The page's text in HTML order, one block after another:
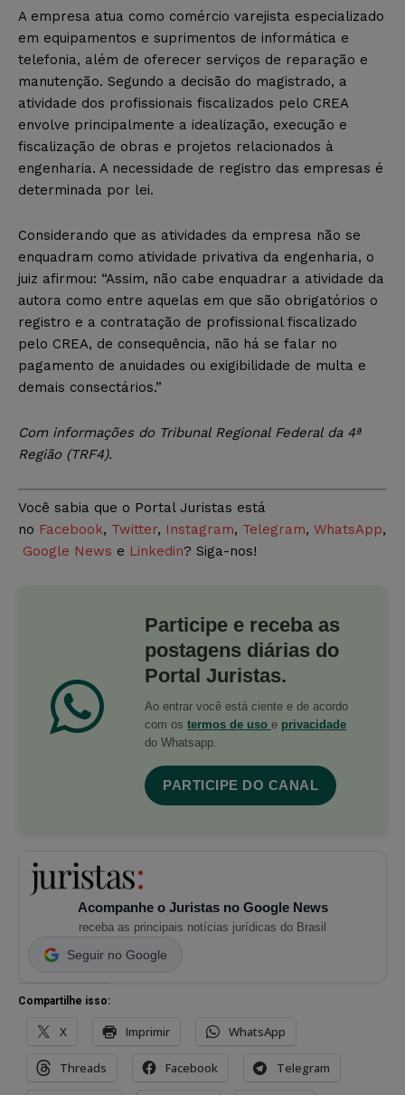
A empresa atua como comércio varejista especializado
em equipamentos e suprimentos de informática e
telefonia, além de oferecer serviços de reparação e
manutenção. Segundo a decisão do magistrado, a
atividade dos profissionais fiscalizados pelo CREA
envolve principalmente a idealização, execução e
fiscalização de obras e projetos relacionados à
engenharia. A necessidade de registro das empresas é
determinada por lei.
Considerando que as atividades da empresa não se
enquadram como atividade privativa da engenharia, o
juiz afirmou: “Assim, não cabe enquadrar a atividade da
autora como entre aquelas em que são obrigatórios o
registro e a contratação de profissional fiscalizado
pelo CREA, de consequência, não há se falar no
pagamento de anuidades ou exigibilidade de multa e
demais consectários.”
Com informações do Tribunal Regional Federal da 4ª
Região (TRF4).
Você sabia que o Portal Juristas está
no Facebook, Twitter, Instagram, Telegram, WhatsApp,
Google News e Linkedin? Siga-nos!
Participe e receba as
postagens diárias do
Portal Juristas.
Ao entrar você está ciente e de acordo
com os termos de uso e privacidade
do Whatsapp.
PARTICIPE DO CANAL
Acompanhe o Juristas no Google News
receba as principais notícias jurídicas do Brasil
Seguir no Google
Compartilhe isso:
X Imprimir WhatsApp
Threads Facebook Telegram